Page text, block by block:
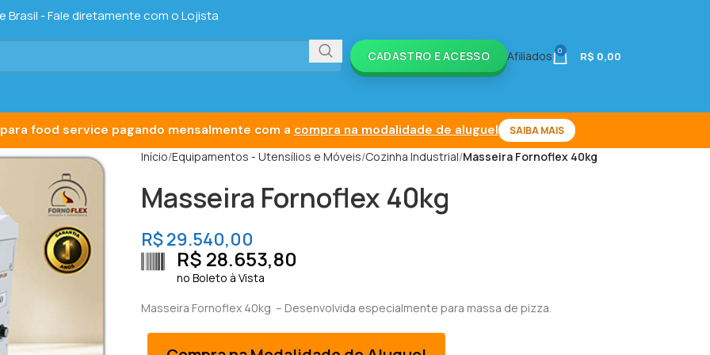
- Fale diretamente com o Lojista
CADASTRO E ACESSO Afiliados 0 R$ 0,00
Início Equipamentos - Utensílios e Móveis Cozinha Industrial Masseira Fornoflex 40kg
Masseira Fornoflex 40kg
R$29.540,00
R$ 28.653,80
no Boleto à Vista
Masseira Fornoflex 40kg – Desenvolvida especialmente para massa de pizza.
food service pagando mensalmente com a compra na modalidade de aluguel SAIBA MAIS